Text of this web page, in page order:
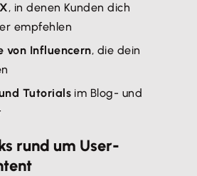
, in denen Kunden dich
empfehlen
von Influencern, die dein
Tutorials im Blog- und
rund um User-